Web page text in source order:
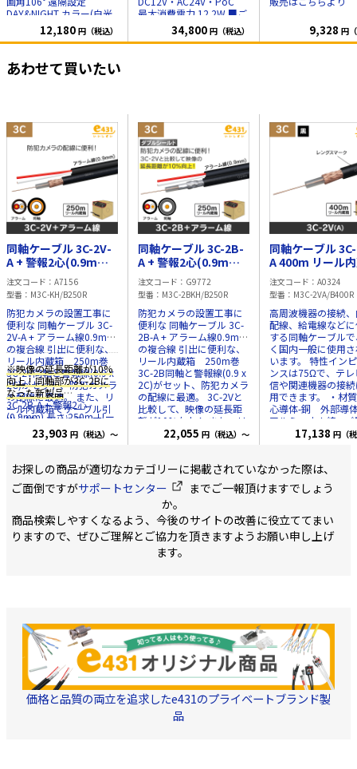
DAY&NIGHT カラー(白光
照射距離 20m)
電源 DC12V・消費電力
■ご注意■
12,180 円（税込）
最大消費電力 12.2W ■ご
注意■ ACアダプタは付属
しておりません別途販売
34,800 円（税込） 9,328 円
あわせて買いたい
同軸ケーブル 3C-2V-
A + 警報2心(0.9mm)
長さ:250m リール内
蔵箱
注文コード
A7156
型番
M3C-KH/B250R
防犯カメラの設置工事に
便利な 同軸ケーブル 3C-
2V-A + アラーム線0.9mm
の複合線 引出に便利な、
リール内蔵箱 250m巻
3C-2V同軸と警報線(0.9 x
2C)がセット、防犯カメラ
の配線に最適。 また、リ
ール内蔵箱でケーブル引
出し時に、より戻し不
31cm x 31cm x 31cm (リ
に最適な片サドルコチラ
ステップル
コチラ
カラ
ー:黒 ※担当者のコメント
ついており、1度に両方の
配線が可能です。 また、
2本の線を手で簡単に裂け
※映像の延長距離が10%
向上！同軸部が3C-2Bに
なった新製品
3C-2B-A + 警報2心
(0.9mm) 長さ:250m リー
ル内蔵箱
監視カメラ用映像
3C2V+電源0.9mm 複合ケ
23,903 円（税込）～
同軸ケーブル 3C-2B-
A + 警報2心(0.9mm)
長さ:250m リール内
蔵箱
注文コード
G9772
型番
M3C-2BKH/B250R
防犯カメラの設置工事に
便利な 同軸ケーブル 3C-
2B-A + アラーム線0.9mm
の複合線 引出に便利な、
リール内蔵箱 250m巻
3C-2B同軸と警報線(0.9 x
2C)がセット、防犯カメラ
の配線に最適。 3C-2Vと
比較して、映像の延長距
離が10%向上！ また、リ
ール内蔵箱でケーブル引
出し時に、より戻し不
は全て３C-2Vと同様。 ・
箱のサイズ 31cm x
31cm x 31cm (リール内
蔵ボックス) ・固定に最適
な片サドルコチラステ
ップル コチラカラー:黒
※担当者のコメント 同軸
とアラーム線がくっつい
候性に優れた材質を使用
しており、屋外でもご利
用頂けます。
22,055 円（税込）～
同軸ケーブル
A 400m リール
黒色
注文コード
A0324
型番
M3C-2VA/B400R
高周波機器の接続
配線、給電線など
する同軸ケーブル
く国内一般に使用
います。 特性イン
ンスは75Ωで、テレ
信や関連機器の接
用できます。 ・材質 中
心導体-銅 外部導
アルミニウム線
体-ポリエチレン
ット-PVC(耐候性)
JISC3501準拠 ・箱
ズ 31cm x 31cm x
31cm 3C-2V-A 400m リ
ー:黒
17,138 円（
お探しの商品が適切なカテゴリーに掲載されていなかった際は、
ご面倒ですがサポートセンター
までご一報頂けますでしょう
か。
商品検索しやすくなるよう、今後のサイトの改善に役立ててまい
りますので、ぜひご理解とご協力を頂きますようお願い申し上げ
ます。
価格と品質の両立を追求したe431のプライベートブランド製
品